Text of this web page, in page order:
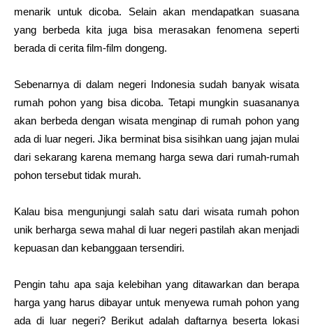
menarik untuk dicoba. Selain akan mendapatkan suasana
yang berbeda kita juga bisa merasakan fenomena seperti
berada di cerita film-film dongeng.
Sebenarnya di dalam negeri Indonesia sudah banyak wisata
rumah pohon yang bisa dicoba. Tetapi mungkin suasananya
akan berbeda dengan wisata menginap di rumah pohon yang
ada di luar negeri. Jika berminat bisa sisihkan uang jajan mulai
dari sekarang karena memang harga sewa dari rumah-rumah
pohon tersebut tidak murah.
Kalau bisa mengunjungi salah satu dari wisata rumah pohon
unik berharga sewa mahal di luar negeri pastilah akan menjadi
kepuasan dan kebanggaan tersendiri.
Pengin tahu apa saja kelebihan yang ditawarkan dan berapa
harga yang harus dibayar untuk menyewa rumah pohon yang
ada di luar negeri? Berikut adalah daftarnya beserta lokasi